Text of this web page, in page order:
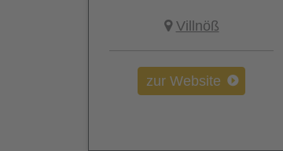
Villnöß
zur Website